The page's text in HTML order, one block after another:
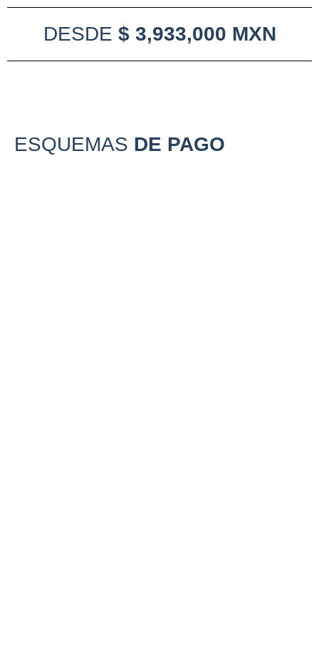
DESDE $ 3,933,000 MXN
ESQUEMAS DE PAGO